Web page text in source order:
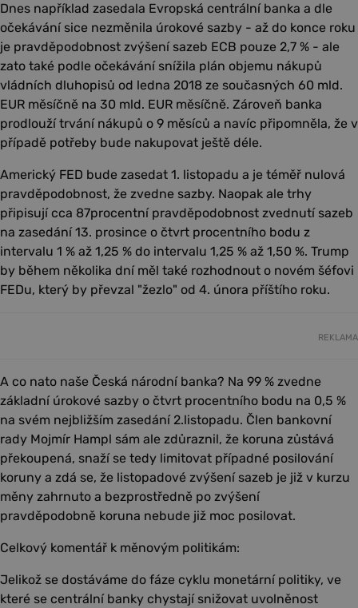
Dnes například zasedala Evropská centrální banka a dle
očekávání sice nezměnila úrokové sazby - až do konce roku
je pravděpodobnost zvýšení sazeb ECB pouze 2,7 % - ale
zato také podle očekávání snížila plán objemu nákupů
vládních dluhopisů od ledna 2018 ze současných 60 mld.
EUR měsíčně na 30 mld. EUR měsíčně. Zároveň banka
prodlouží trvání nákupů o 9 měsíců a navíc připomněla, že v
případě potřeby bude nakupovat ještě déle.
Americký FED bude zasedat 1. listopadu a je téměř nulová
pravděpodobnost, že zvedne sazby. Naopak ale trhy
připisují cca 87procentní pravděpodobnost zvednutí sazeb
na zasedání 13. prosince o čtvrt procentního bodu z
intervalu 1 % až 1,25 % do intervalu 1,25 % až 1,50 %. Trump
by během několika dní měl také rozhodnout o novém šéfovi
FEDu, který by převzal "žezlo" od 4. února příštího roku.
REKLAMA
A co nato naše Česká národní banka? Na 99 % zvedne
základní úrokové sazby o čtvrt procentního bodu na 0,5 %
na svém nejbližším zasedání 2.listopadu. Člen bankovní
rady Mojmír Hampl sám ale zdůraznil, že koruna zůstává
překoupená, snaží se tedy limitovat případné posilování
koruny a zdá se, že listopadové zvýšení sazeb je již v kurzu
měny zahrnuto a bezprostředně po zvýšení
pravděpodobně koruna nebude již moc posilovat.
Celkový komentář k měnovým politikám:
Jelikož se dostáváme do fáze cyklu monetární politiky, ve
které se centrální banky chystají snižovat uvolněnost